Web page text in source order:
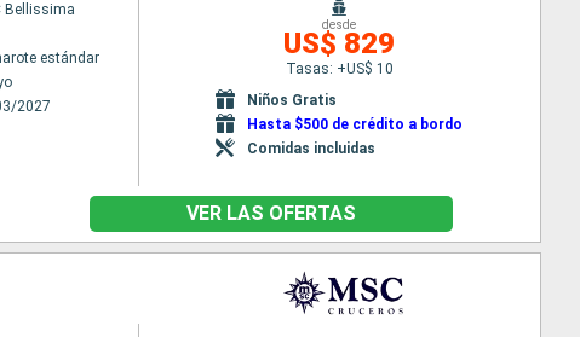
Bellissima
estándar
2027
desde
US$ 829
Tasas: +US$ 10
Niños Gratis
Hasta $500 de crédito a bordo
Comidas incluidas
VER LAS OFERTAS